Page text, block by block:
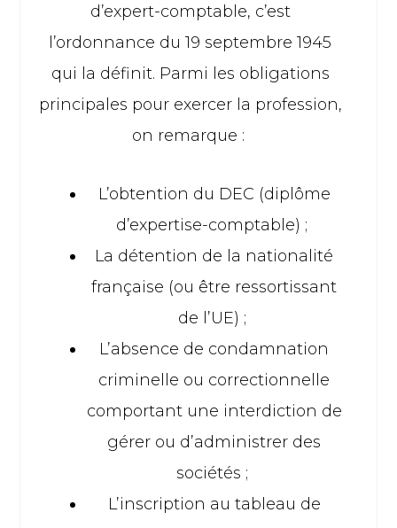
d’expert-comptable, c’est
l’ordonnance du 19 septembre 1945
qui la définit. Parmi les obligations
principales pour exercer la profession,
on remarque :
L’obtention du DEC (diplôme
d’expertise-comptable) ;
La détention de la nationalité
française (ou être ressortissant
de l’UE) ;
L’absence de condamnation
criminelle ou correctionnelle
comportant une interdiction de
gérer ou d’administrer des
sociétés ;
L’inscription au tableau de